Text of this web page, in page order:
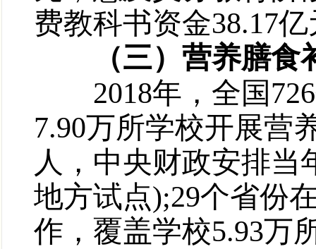
费教科书资金38.17
（三）营养膳食补
2018年，全国726
7.90万所学校开展营
人，中央财政安排当
地方试点);29个省份
作，覆盖学校5.93万